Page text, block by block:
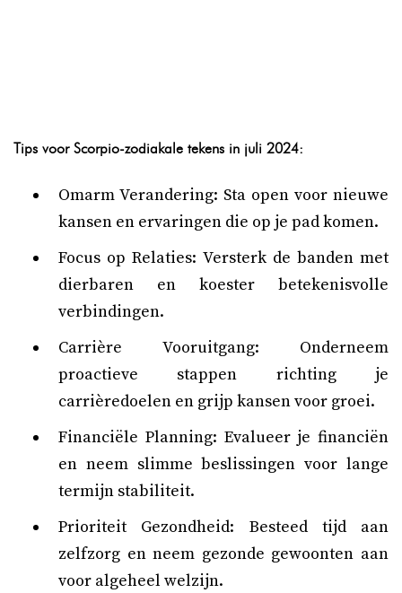
Tips voor Scorpio-zodiakale tekens in juli 2024:
Omarm Verandering: Sta open voor nieuwe
kansen en ervaringen die op je pad komen.
Focus op Relaties: Versterk de banden met
dierbaren en koester betekenisvolle
verbindingen.
Carrière Vooruitgang: Onderneem
proactieve stappen richting je
carrièredoelen en grijp kansen voor groei.
Financiële Planning: Evalueer je financiën
en neem slimme beslissingen voor lange
termijn stabiliteit.
Prioriteit Gezondheid: Besteed tijd aan
zelfzorg en neem gezonde gewoonten aan
voor algeheel welzijn.